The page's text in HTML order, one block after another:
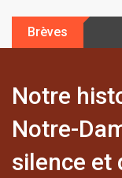
o
Brèves
Notre
Notre-
silence et